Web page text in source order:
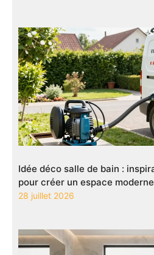
Idée déco salle de bain :
pour créer un espace
28 juillet 2026